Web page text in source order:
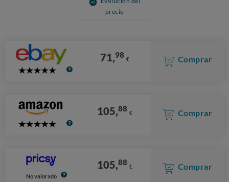
precio
5
71,98 € Comprar
5
105,88 € Comprar
No valorado
105,88 € Comprar